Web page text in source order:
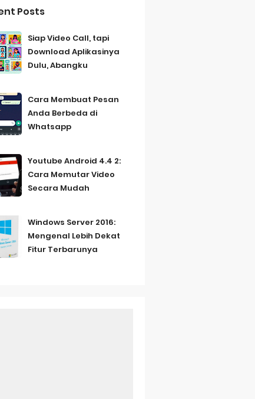
Posts
Siap Video Call, tapi
Download Aplikasinya
Dulu, Abangku
Cara Membuat Pesan
Anda Berbeda di
Whatsapp
Youtube Android 4.4 2:
Cara Memutar Video
Secara Mudah
Windows Server 2016:
Mengenal Lebih Dekat
Fitur Terbarunya